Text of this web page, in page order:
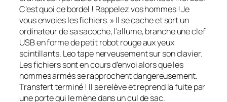
C’est quoi ce bordel ! Rappelez vos hommes ! Je
vous envoies les fichiers. » Il se cache et sort un
ordinateur de sa sacoche, l’allume, branche une clef
USB en forme de petit robot rouge aux yeux
scintillants. Leo tape nerveusement sur son clavier.
Les fichiers sont en cours d’envoi alors que les
hommes armés se rapprochent dangereusement.
Transfert terminé ! Il se relève et reprend la fuite par
une porte qui le mène dans un cul de sac.